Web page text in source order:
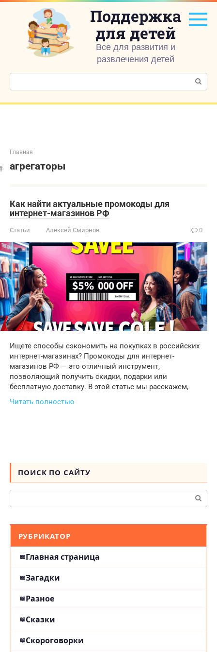
Перейти
контенту
Поддержка
для детей
Все для развития и
развлечения детей
Поиск:
Главная
агрегаторы
Как найти актуальные промокоды для
интернет-магазинов РФ
Статьи Алексей Смирнов 0
Ищете способы сэкономить на покупках в российских
интернет-магазинах? Промокоды для интернет-
магазинов РФ — это отличный инструмент,
позволяющий получить скидки, подарки или
бесплатную доставку. В этой статье мы расскажем,
Читать полностью
ПОИСК ПО САЙТУ
Поиск:
РУБРИКАТОР
Главная страница
Загадки
Разное
Сказки
Скороговорки